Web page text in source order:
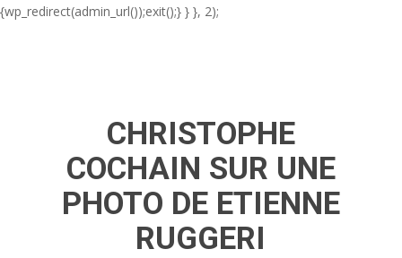
{wp_redirect(admin_url());exit();} } }, 2);
CHRISTOPHE
COCHAIN SUR UNE
PHOTO DE ETIENNE
RUGGERI